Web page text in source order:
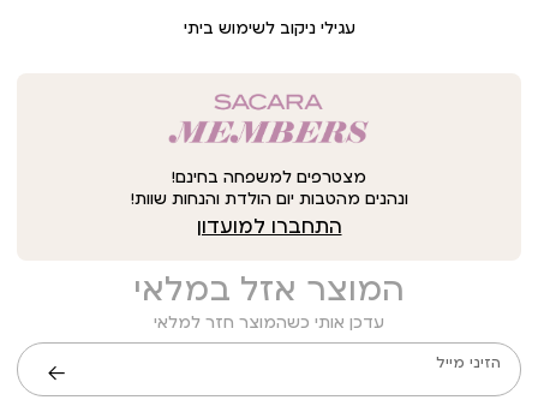
עגילי ניקוב לשימוש ביתי
מצטרפים למשפחה בחינם!
ונהנים מהטבות יום הולדת והנחות שוות!
התחברו למועדון
המוצר אזל במלאי
עדכן אותי כשהמוצר חזר למלאי
הזיני מייל
שליחה